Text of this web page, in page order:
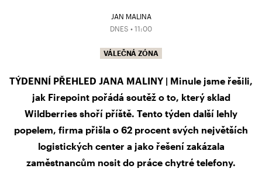
JAN MALINA
DNES • 11:00
VÁLEČNÁ ZÓNA
TÝDENNÍ PŘEHLED JANA MALINY | Minule jsme řešili,
jak Firepoint pořádá soutěž o to, který sklad
Wildberries shoří příště. Tento týden další lehly
popelem, firma přišla o 62 procent svých největších
logistických center a jako řešení zakázala
zaměstnancům nosit do práce chytré telefony.